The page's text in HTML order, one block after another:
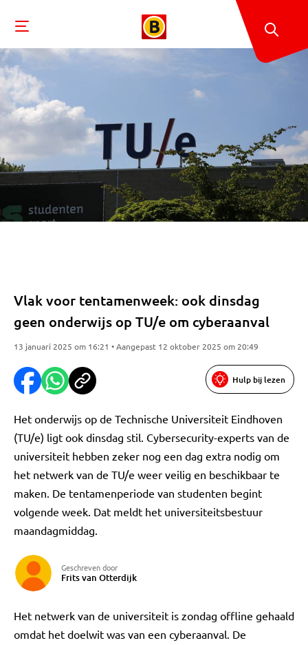
Vlak voor tentamenweek: ook dinsdag
geen onderwijs op TU/e om cyberaanval
13 januari 2025 om 16:21 • Aangepast 12 oktober 2025 om 20:49
Hulp bij lezen
Het onderwijs op de Technische Universiteit Eindhoven
(TU/e) ligt ook dinsdag stil. Cybersecurity-experts van de
universiteit hebben zeker nog een dag extra nodig om
het netwerk van de TU/e weer veilig en beschikbaar te
maken. De tentamenperiode van studenten begint
volgende week. Dat meldt het universiteitsbestuur
maandagmiddag.
Geschreven door
Frits van Otterdijk
Het netwerk van de universiteit is zondag offline gehaald
omdat het doelwit was van een cyberaanval. De